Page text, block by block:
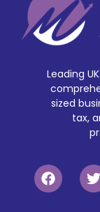
Leading
sized
tax,